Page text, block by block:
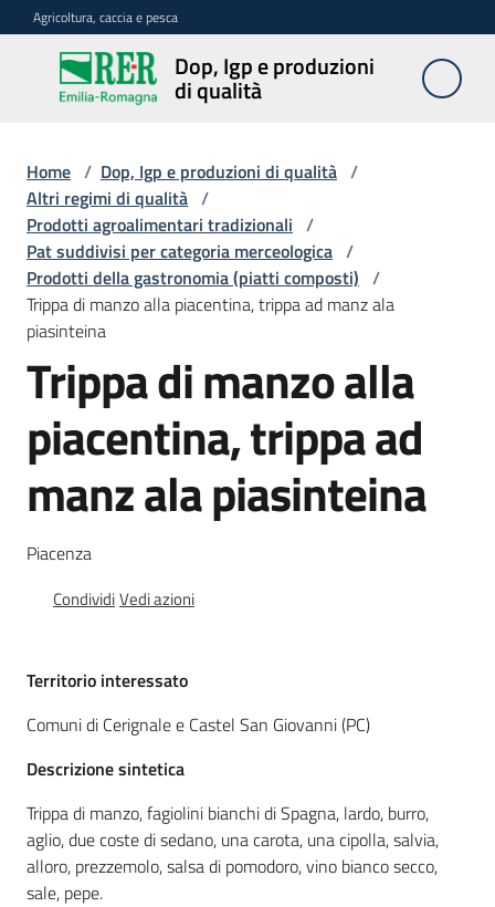
Vai al contenuto
Vai alla navigazione
Vai al footer
Agricoltura, caccia e pesca
Dop, Igp e produzioni
di qualità
Dop, Igp e
produzioni
Prodotti
Dop,
Igp,
Stg
agroalimentari
Vini
Docg,
Doc
e
Igt
Altri
Food
news
Le
strade
dei
Home / Dop, Igp e produzioni di qualità /
Altri regimi di qualità /
Prodotti agroalimentari tradizionali /
Pat suddivisi per categoria merceologica /
Prodotti della gastronomia (piatti composti) /
Trippa di manzo alla piacentina, trippa ad manz ala
piasinteina
Trippa di manzo alla
piacentina, trippa ad
manz ala piasinteina
Piacenza
CondividiVedi azioni
Territorio interessato
Comuni di Cerignale e Castel San Giovanni (PC)
Descrizione sintetica
Trippa di manzo, fagiolini bianchi di Spagna, lardo, burro,
aglio, due coste di sedano, una carota, una cipolla, salvia,
alloro, prezzemolo, salsa di pomodoro, vino bianco secco,
sale, pepe.